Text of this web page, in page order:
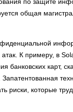
общая
К примеру, в
банковских карт,
риски, которые